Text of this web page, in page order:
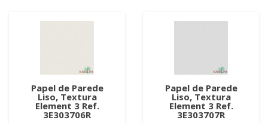
Papel de Parede
Liso, Textura
Element 3 Ref.
3E303706R
Papel de Parede
Liso, Textura
Element 3 Ref.
3E303707R